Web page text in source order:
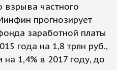
взрыва частного
прогнозирует
заработной платы
года на 1,8 трлн руб.,
на 1,4% в 2017 году, до